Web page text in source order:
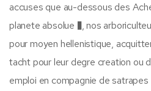
accuses que au-dessous des
planete absolue �, nos
pour moyen hellenistique,
tacht pour leur degre creation ou
emploi en compagnie de